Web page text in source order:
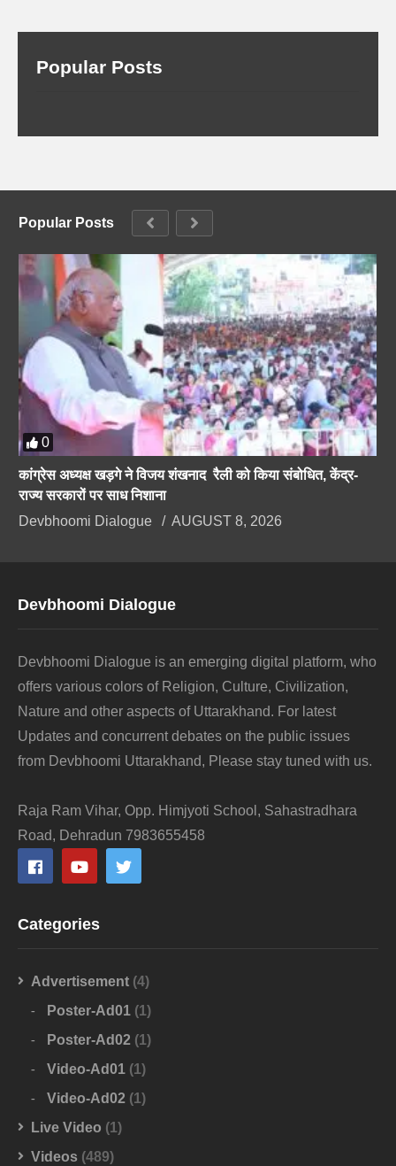
Popular Posts
Popular Posts
0
कांग्रेस अध्यक्ष खड़गे ने विजय शंखनाद रैली को किया संबोधित, केंद्र-
राज्य सरकारों पर साध निशाना
Devbhoomi Dialogue
AUGUST 8, 2026
Devbhoomi Dialogue
Devbhoomi Dialogue is an emerging digital platform, who
offers various colors of Religion, Culture, Civilization,
Nature and other aspects of Uttarakhand. For latest
Updates and concurrent debates on the public issues
from Devbhoomi Uttarakhand, Please stay tuned with us.
Raja Ram Vihar, Opp. Himjyoti School, Sahastradhara
Road, Dehradun 7983655458
Categories
Advertisement (4)
Poster-Ad01 (1)
Poster-Ad02 (1)
Video-Ad01 (1)
Video-Ad02 (1)
Live Video (1)
Videos (489)